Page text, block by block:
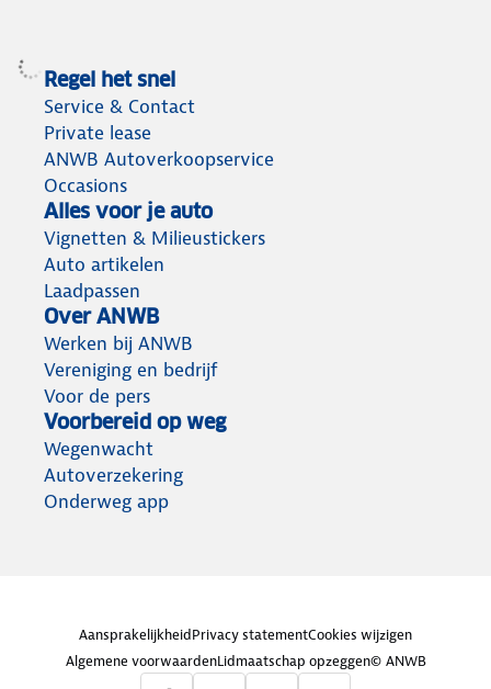
Regel het snel
Service & Contact
Private lease
ANWB Autoverkoopservice
Occasions
Alles voor je auto
Vignetten & Milieustickers
Auto artikelen
Laadpassen
Over ANWB
Werken bij ANWB
Vereniging en bedrijf
Voor de pers
Voorbereid op weg
Wegenwacht
Autoverzekering
Onderweg app
AansprakelijkheidPrivacy statementCookies wijzigen
Algemene voorwaardenLidmaatschap opzeggen© ANWB